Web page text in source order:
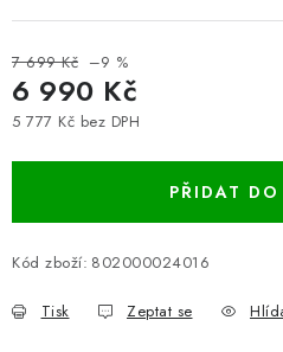
7 699 Kč –9 %
6 990 Kč
5 777 Kč bez DPH
PŘIDAT
Kód zboží: 802000024016
Tisk Zeptat se